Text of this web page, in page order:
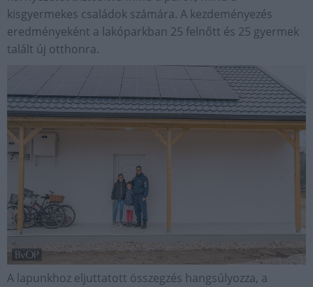
kisgyermekes családok számára. A kezdeményezés
eredményeként a lakóparkban 25 felnőtt és 25 gyermek
talált új otthonra.
A lapunkhoz eljuttatott összegzés hangsúlyozza, a